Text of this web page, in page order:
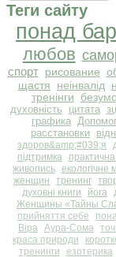
Теги сайту
понад
любов
спорт рисование
щастя
неінвалід
тренінги
духовність
цитата
графика
расстановки
здоров&amp;#039;я
підтримка
живопись
екологічне
женщин
тренинг
духовні книги
йога
Женщины «Тайны
прийняття себе
Віра
Аура-Сома
краса природи
тренинги
езотерика